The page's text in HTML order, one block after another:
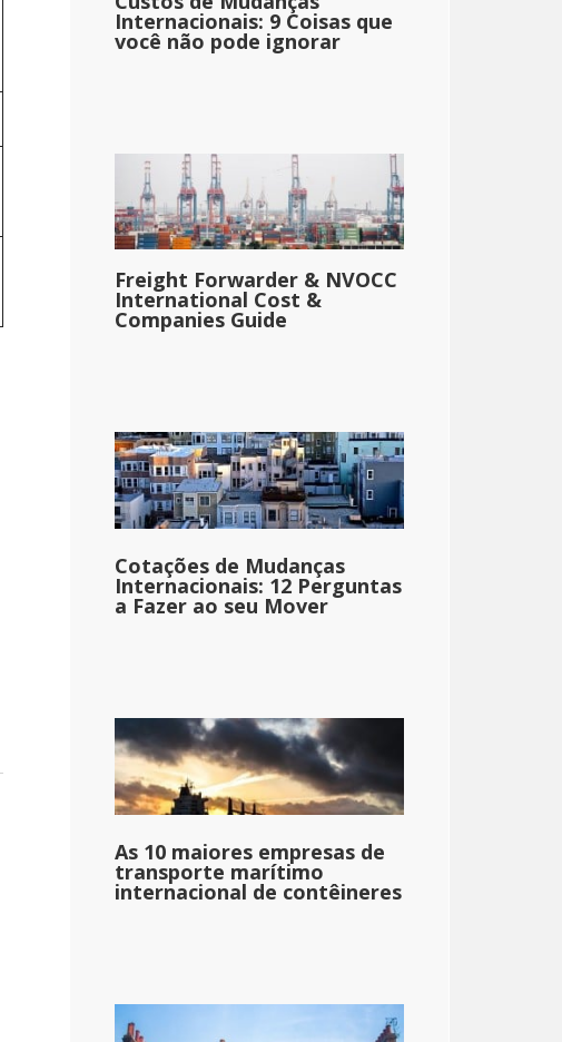
Internacionais: 9 Coisas que
você não pode ignorar
Freight Forwarder & NVOCC
International Cost &
Companies Guide
Cotações de Mudanças
Internacionais: 12 Perguntas
a Fazer ao seu Mover
As 10 maiores empresas de
transporte marítimo
internacional de contêineres